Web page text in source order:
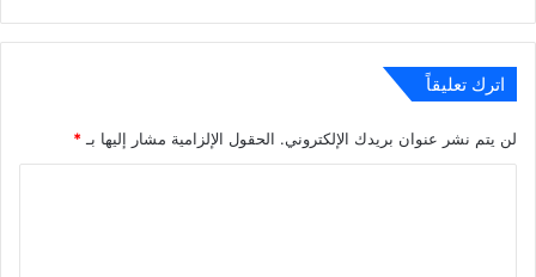
اترك تعليقاً
لن يتم نشر عنوان بريدك الإلكتروني. الحقول الإلزامية مشار إليها بـ *